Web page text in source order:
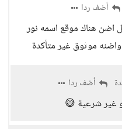
أضف ردا
اضن هناك موقع اسمه نور
موثوق غير متأكدة
أضف ردا
غير شرعية 😅